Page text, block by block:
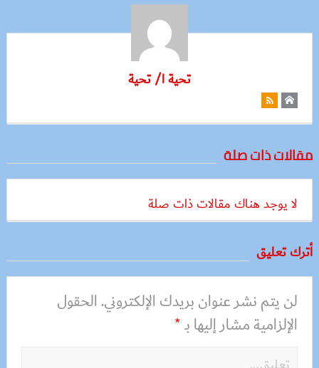
تحية ا/ تحية
مقالات ذات صلة
لا يوجد هناك مقالات ذات صلة
أترك تعليق
لن يتم نشر عنوان بريدك الإلكتروني.الحقول
الإلزامية مشار إليها بـ*